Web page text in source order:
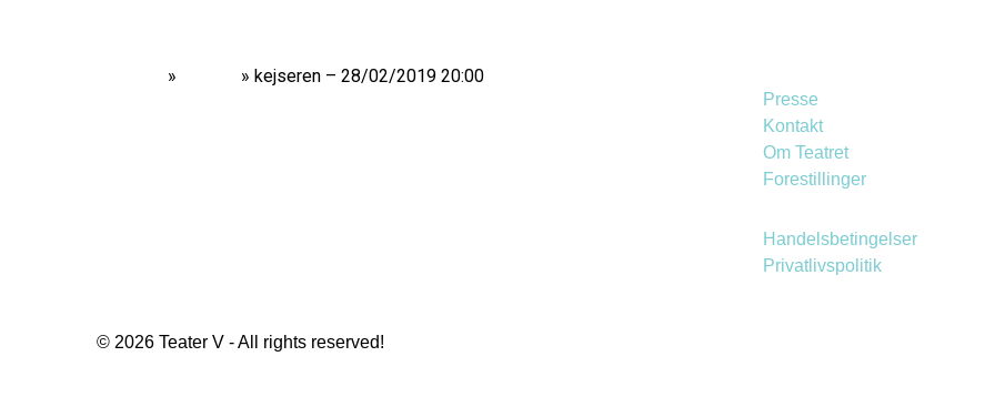
» » kejseren – 28/02/2019 20:00
Presse
Kontakt
Om Teatret
Forestillinger
Handelsbetingelser
Privatlivspolitik
© 2026 Teater V - All rights reserved!